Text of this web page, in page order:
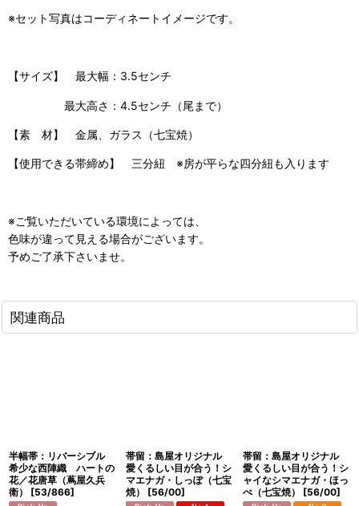
※セット写真はコーディネートイメージです。
【サイズ】 最大幅：3.5センチ
最大高さ：4.5センチ（尾まで）
【素 材】 金属、ガラス（七宝焼）
【使用できる帯締め】 三分紐 ※房が平らな四分紐も入ります
※ご覧いただいている環境によっては、
色味が違って見える場合がございます。
予めご了承下さいませ。
関連商品
半幅帯：リバーシブル
希少な西陣織 ハートの
花／花唐草（蔦屋久兵
衛）
[53/866]
帯留：島屋オリジナル
愛くるしい目が合う！シ
マエナガ・しっぽ（七宝
焼）
[56/00]
帯留：島屋オリジナル
愛くるしい目が合う！シ
ャイなシマエナガ・ほっ
ぺ（七宝焼）
[56/00]